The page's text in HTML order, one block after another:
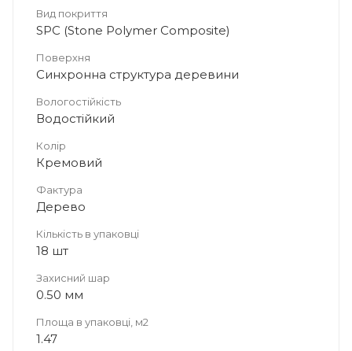
Вид покриття
SPC (Stone Polymer Composite)
Поверхня
Синхронна структура деревини
Вологостійкість
Водостійкий
Колір
Кремовий
Фактура
Дерево
Кількість в упаковці
18 шт
Захисний шар
0.50 мм
Площа в упаковці, м2
1.47